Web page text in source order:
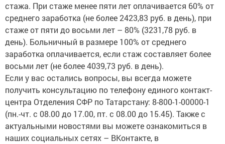
стажа. При стаже менее пяти лет оплачивается 60% от
среднего заработка (не более 2423,83 руб. в день), при
стаже от пяти до восьми лет – 80% (3231,78 руб. в
день). Больничный в размере 100% от среднего
заработка оплачивается, если стаж составляет более
восьми лет (не более 4039,73 руб. в день).
Если у вас остались вопросы, вы всегда можете
получить консультацию по телефону единого контакт-
центра Отделения СФР по Татарстану: 8-800-1-00000-1
(пн.-чт. с 08.00 до 17.00, пт. с 08.00 до 15.45). Также с
актуальными новостями вы можете ознакомиться в
наших социальных сетях – ВКонтакте, в